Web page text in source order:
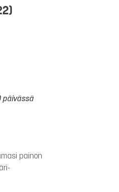
päivässä
painon